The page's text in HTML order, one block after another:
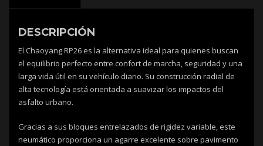
DESCRIPCIÓN
El Chaoyang RP26 es la alternativa ideal para quienes buscan
el equilibrio perfecto entre confort de marcha, seguridad y una
larga vida útil en su vehículo diario. Su construcción radial de
alta tecnología está orientada a suavizar los impactos del
asfalto urbano.
Gracias a sus bloques entrelazados de rigidez variable, este
neumático proporciona un agarre excelente sobre pavimento